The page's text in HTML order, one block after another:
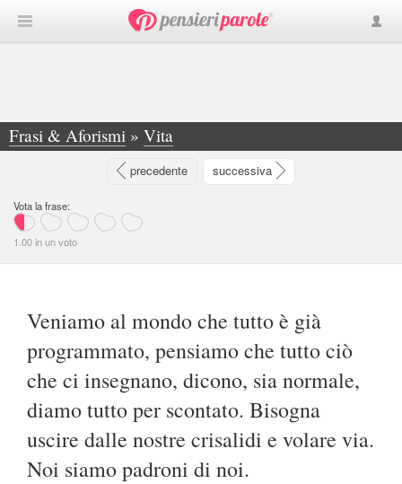
Frasi & Aforismi » Vita
»Veniamo al mondo che tutto è già programmato... - Gianluca Thakur
precedente successiva
Vota la frase:
1.00inunvoto
Veniamo al mondo che tutto è già
programmato, pensiamo che tutto ciò
che ci insegnano, dicono, sia normale,
diamo tutto per scontato. Bisogna
uscire dalle nostre crisalidi e volare via.
Noi siamo padroni di noi.